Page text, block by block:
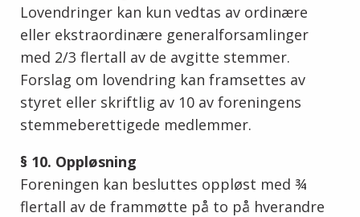
Lovendringer kan kun vedtas av ordinære
eller ekstraordinære generalforsamlinger
med 2/3 flertall av de avgitte stemmer.
Forslag om lovendring kan framsettes av
styret eller skriftlig av 10 av foreningens
stemmeberettigede medlemmer.
§ 10. Oppløsning
Foreningen kan besluttes oppløst med ¾
flertall av de frammøtte på to på hverandre